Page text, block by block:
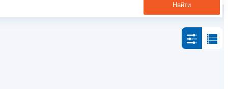
Найти